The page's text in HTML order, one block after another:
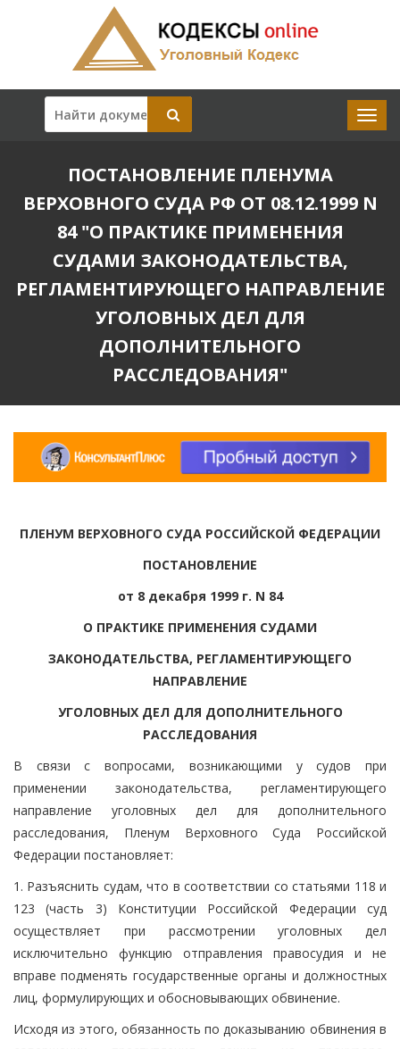
ПОСТАНОВЛЕНИЕ ПЛЕНУМА
ВЕРХОВНОГО СУДА РФ ОТ 08.12.1999 N
84 "О ПРАКТИКЕ ПРИМЕНЕНИЯ
СУДАМИ ЗАКОНОДАТЕЛЬСТВА,
РЕГЛАМЕНТИРУЮЩЕГО НАПРАВЛЕНИЕ
УГОЛОВНЫХ ДЕЛ ДЛЯ
ДОПОЛНИТЕЛЬНОГО
РАССЛЕДОВАНИЯ"
ПЛЕНУМ ВЕРХОВНОГО СУДА РОССИЙСКОЙ ФЕДЕРАЦИИ
ПОСТАНОВЛЕНИЕ
от 8 декабря 1999 г. N 84
О ПРАКТИКЕ ПРИМЕНЕНИЯ СУДАМИ
ЗАКОНОДАТЕЛЬСТВА, РЕГЛАМЕНТИРУЮЩЕГО
НАПРАВЛЕНИЕ
УГОЛОВНЫХ ДЕЛ ДЛЯ ДОПОЛНИТЕЛЬНОГО
РАССЛЕДОВАНИЯ
В связи с вопросами, возникающими у судов при
применении законодательства, регламентирующего
направление уголовных дел для дополнительного
расследования, Пленум Верховного Суда Российской
Федерации постановляет:
1. Разъяснить судам, что в соответствии со статьями 118 и
123 (часть 3) Конституции Российской Федерации суд
осуществляет при рассмотрении уголовных дел
исключительно функцию отправления правосудия и не
вправе подменять государственные органы и должностных
лиц, формулирующих и обосновывающих обвинение.
Исходя из этого, обязанность по доказыванию обвинения в